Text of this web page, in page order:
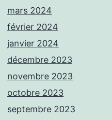
mars 2024
février 2024
janvier 2024
décembre 2023
novembre 2023
octobre 2023
septembre 2023